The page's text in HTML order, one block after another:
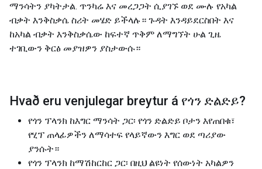
ማንሳትን ያካትታል. ጥንካሬ እና መረጋጋት ሲያገኙ ወደ ሙሉ የአካል
ብቃት እንቅስቃሴ ስሪት መሄድ ይችላሉ። ጉዳት እንዳይደርስበት እና
ከአካል ብቃት እንቅስቃሴው ከፍተኛ ጥቅም ለማግኘት ሁል ጊዜ
ተገቢውን ቅርፅ መያዝዎን ያስታውሱ።
Hvað eru venjulegar breytur á የጎን ድልድይ?
የጎን ፕላንክ ከእግር ማንሳት ጋር፡ የጎን ድልድይ ቦታን እየጠበቁ፣
የሂፕ ጠላፊዎችን ለማሳተፍ የላይኛውን እግር ወደ ጣሪያው
ያንሱት።
የጎን ፕላንክ ከማሽከርከር ጋር፡ በዚህ ልዩነት የሰውነት አካልዎን